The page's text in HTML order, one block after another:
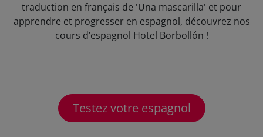
traduction en français de 'Una mascarilla' et pour
apprendre et progresser en espagnol, découvrez nos
cours d’espagnol Hotel Borbollón !
Testez votre espagnol